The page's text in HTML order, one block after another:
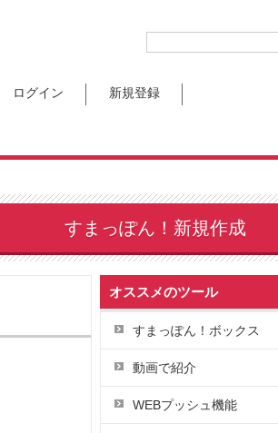
ログイン 新規登録
すまっぽん！新規作成
オススメのツール
すまっぽん！ボックス
動画で紹介
WEBプッシュ機能